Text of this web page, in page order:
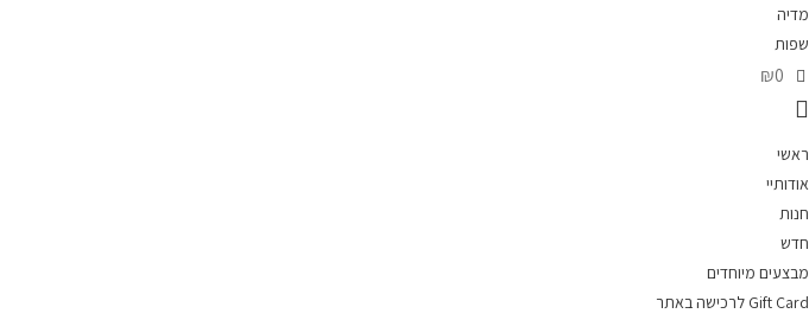
מדיה
שפות
₪0
ראשי
אודותיי
חנות
חדש
מבצעים מיוחדים
Gift Card לרכישה באתר